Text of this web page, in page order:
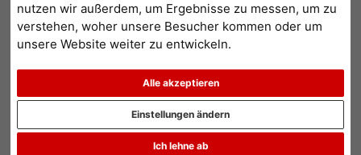
nutzen wir außerdem, um Ergebnisse zu messen, um zu
verstehen, woher unsere Besucher kommen oder um
unsere Website weiter zu entwickeln.
Alle akzeptieren
Ich lehne ab
Einstellungen ändern
Zurück